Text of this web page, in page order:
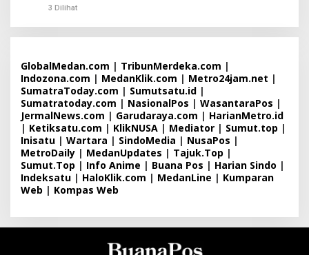
3 Dilihat
GlobalMedan.com | TribunMerdeka.com |
Indozona.com | MedanKlik.com | Metro24jam.net |
SumatraToday.com | Sumutsatu.id |
Sumatratoday.com | NasionalPos | WasantaraPos |
JermalNews.com | Garudaraya.com | HarianMetro.id
| Ketiksatu.com | KlikNUSA | Mediator | Sumut.top |
Inisatu | Wartara | SindoMedia | NusaPos |
MetroDaily | MedanUpdates | Tajuk.Top |
Sumut.Top | Info Anime | Buana Pos | Harian Sindo |
Indeksatu | HaloKlik.com | MedanLine | Kumparan
Web | Kompas Web